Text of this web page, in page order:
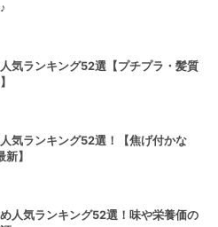
気ランキング52選【プチプラ・髪質
気ランキング52選！【焦げ付かな
】
人気ランキング52選！味や栄養価の